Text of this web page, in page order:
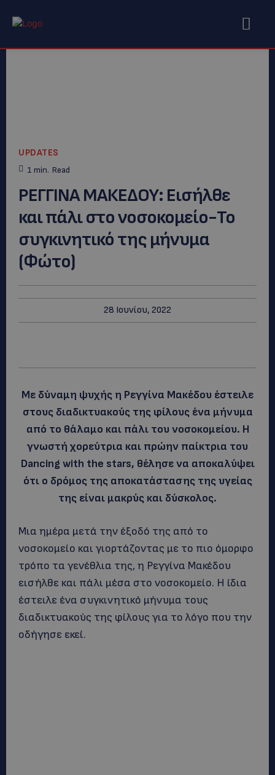
UPDATES
1 min. Read
ΡΕΓΓΙΝΑ ΜΑΚΕΔΟΥ: Εισήλθε
και πάλι στο νοσοκομείο-Το
συγκινητικό της μήνυμα
(Φώτο)
28 Ιουνίου, 2022
Με δύναμη ψυχής η Ρεγγίνα Μακέδου έστειλε
στους διαδικτυακούς της φίλους ένα μήνυμα
από το θάλαμο και πάλι του νοσοκομείου. Η
γνωστή χορεύτρια και πρώην παίκτρια του
Dancing with the stars, θέλησε να αποκαλύψει
ότι ο δρόμος της αποκατάστασης της υγείας
της είναι μακρύς και δύσκολος.
Μια ημέρα μετά την έξοδό της από το
νοσοκομείο και γιορτάζοντας με το πιο όμορφο
τρόπο τα γενέθλια της, η Ρεγγίνα Μακέδου
εισήλθε και πάλι μέσα στο νοσοκομείο. Η ίδια
έστειλε ένα συγκινητικό μήνυμα τους
διαδικτυακούς της φίλους για το λόγο που την
οδήγησε εκεί.